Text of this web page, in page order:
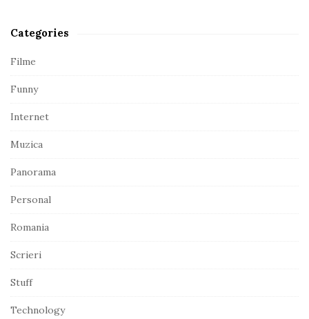
i
d
b
a
Categories
Filme
Funny
Internet
Muzica
Panorama
Personal
Romania
Scrieri
Stuff
Technology